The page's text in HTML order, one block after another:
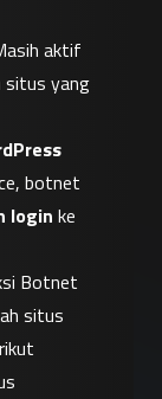
aktif
situs yang
botnet
login ke
Botnet
situs